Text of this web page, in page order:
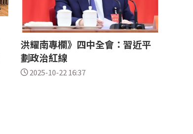
洪耀南專欄》四中全會：習近平
劃政治紅線
2025-10-22 16:37